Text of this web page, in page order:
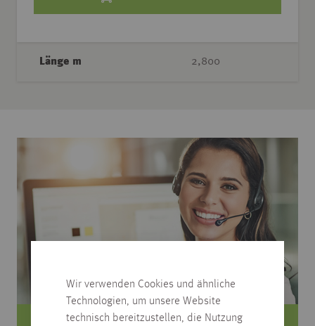
Wir verwenden Cookies und ähnliche
Technologien, um unsere Website
technisch bereitzustellen, die Nutzung
Länge m 2,800